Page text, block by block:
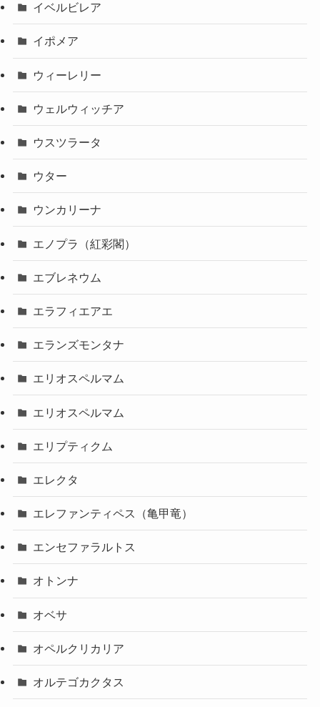
イベルビレア
イポメア
ウィーレリー
ウェルウィッチア
ウスツラータ
ウター
ウンカリーナ
エノプラ（紅彩閣）
エブレネウム
エラフィエアエ
エランズモンタナ
エリオスペルマム
エリオスペルマム
エリプティクム
エレクタ
エレファンティペス（亀甲竜）
エンセファラルトス
オトンナ
オベサ
オペルクリカリア
オルテゴカクタス